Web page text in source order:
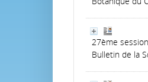
27ème
Bulletin de la